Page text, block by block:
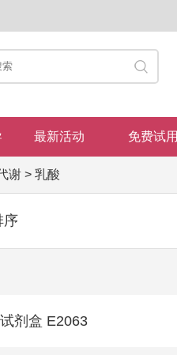
最新活动 免费试用
谢> 乳酸
序
剂盒 E2063